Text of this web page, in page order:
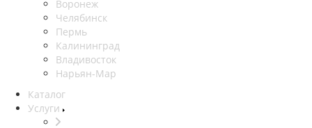
Воронеж
Челябинск
Пермь
Калининград
Владивосток
Нарьян-Мар
Каталог
Услуги